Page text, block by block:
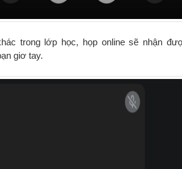
trong lớp học, họp online sẽ nhận
giơ tay.